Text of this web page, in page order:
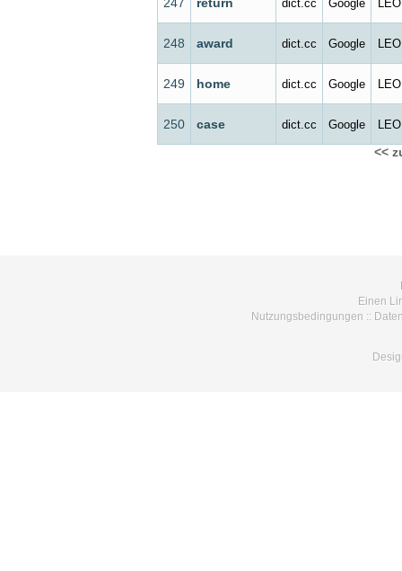
dict.cc Google LEO
248 award dict.cc Google LEO
249 home dict.cc Google LEO
250 case dict.cc Google LEO
<<
Einen
Nutzungsbedingungen ::